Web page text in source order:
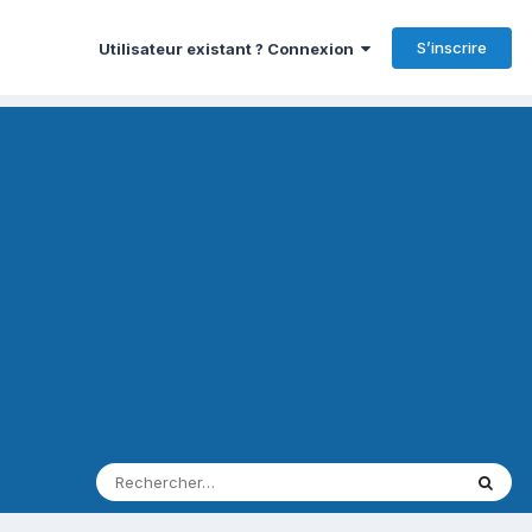
Utilisateur existant ? Connexion S’inscrire